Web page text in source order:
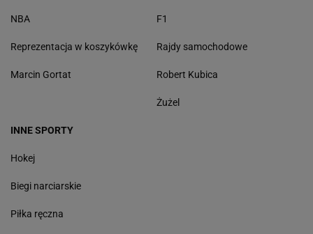
NBA
Reprezentacja w koszykówkę
Marcin Gortat
F1
Rajdy samochodowe
Robert Kubica
Żużel
INNE SPORTY
Hokej
Biegi narciarskie
Piłka ręczna